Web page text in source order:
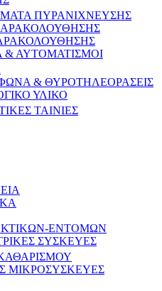
ΠΥΡΑΝΙΧΝΕΥΣΗΣ
ΑΥΤΟΜΑΤΙΣΜΟΙ
& ΘΥΡΟΤΗΛΕΟΡΑΣΕΙΣ
ΥΛΙΚΟ
ΤΑΙΝΙΕΣ
ΕΝΤΟΜΩΝ
ΣΥΣΚΕΥΕΣ
ΜΙΚΡΟΣΥΣΚΕΥΕΣ